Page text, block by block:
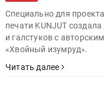
Специально для
печати KUNJUT
и галстуков с
«Хвойный изумруд».
Читать далее